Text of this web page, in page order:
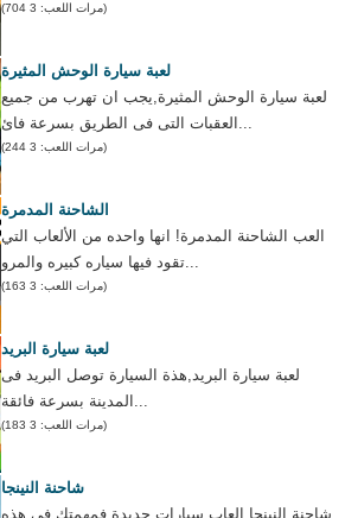
(مرات اللعب: 3 704)
لعبة سيارة الوحش المثيرة
لعبة سيارة الوحش المثيرة,يجب ان تهرب من جميع
العقبات التى فى الطريق بسرعة فائ...
(مرات اللعب: 3 244)
الشاحنة المدمرة
العب الشاحنة المدمرة! انها واحده من الألعاب التي
تقود فيها سياره كبيره والمرو...
(مرات اللعب: 3 163)
لعبة سيارة البريد
لعبة سيارة البريد,هذة السيارة توصل البريد فى
المدينة بسرعة فائقة...
(مرات اللعب: 3 183)
شاحنة النينجا
شاحنة النينجا العاب سيارات جديدة فمهمتك فى هذه